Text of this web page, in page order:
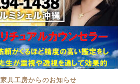
家具工房からのお知らせ